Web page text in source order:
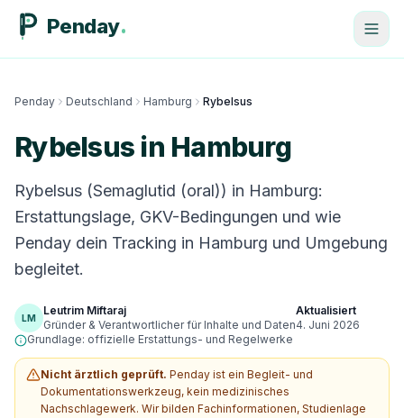
Penday
Penday Deutschland Hamburg Rybelsus
Rybelsus in Hamburg
Rybelsus (Semaglutid (oral)) in Hamburg:
Erstattungslage, GKV-Bedingungen und wie
Penday dein Tracking in Hamburg und Umgebung
begleitet.
LM
Leutrim Miftaraj
Gründer & Verantwortlicher für Inhalte und Daten
Aktualisiert
4. Juni 2026
Grundlage: offizielle Erstattungs- und Regelwerke
Nicht ärztlich geprüft. Penday ist ein Begleit- und
Dokumentationswerkzeug, kein medizinisches
Nachschlagewerk. Wir bilden Fachinformationen, Studienlage